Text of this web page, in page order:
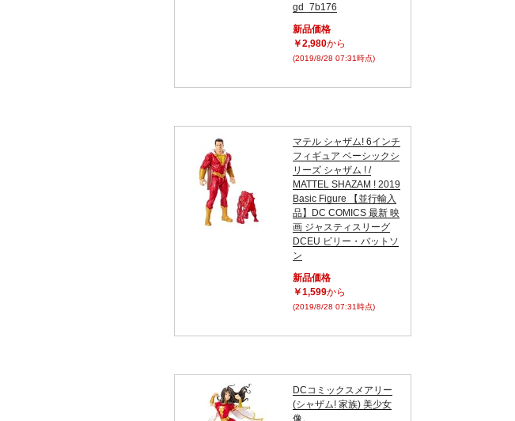
gd_7b176
新品価格
￥2,980から
(2019/8/28 07:31時点)
マテル シャザム! 6インチ
フィギュア ベーシックシ
リーズ シャザム ! /
MATTEL SHAZAM ! 2019
Basic Figure 【並行輸入
品】DC COMICS 最新 映
画 ジャスティスリーグ
DCEU ビリー・バットソ
ン
新品価格
￥1,599から
(2019/8/28 07:31時点)
DCコミックスメアリー
(シャザム! 家族) 美少女
像。